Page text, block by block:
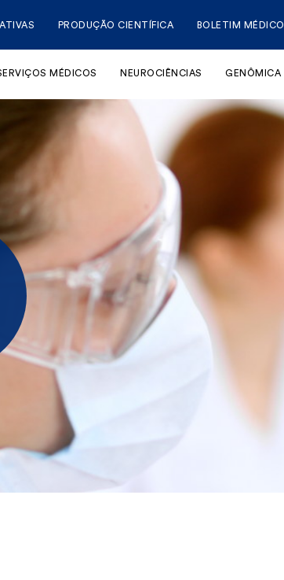
PRODUÇÃO CIENTÍFICA BOLETIM MÉDICO
MÉDICOS NEUROCIÊNCIAS GENÔMICA